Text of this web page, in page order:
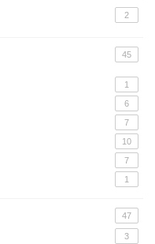
2
45
1
6
7
10
7
1
47
3